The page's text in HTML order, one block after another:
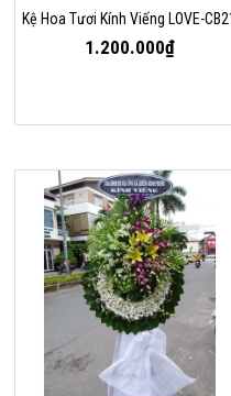
Kệ Hoa Tươi Kính Viếng LOVE-
1.200.000₫